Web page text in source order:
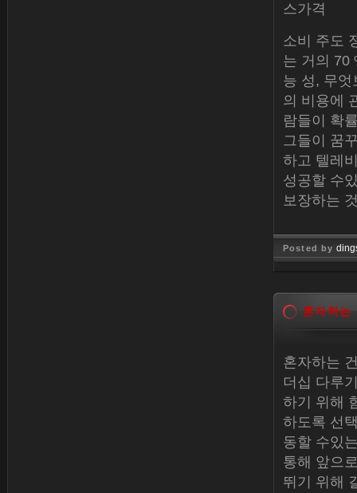
스가격
소비 주도
는 거의 70
능 성, 무
의 비용에
람들이 확
그들이 꿈
하고 텔레
성공할 수
보장하는
Posted by
혼자하는
혼자하는
더십 다루
하기 위해
하도록 선
동할 수있
통해 앞으
뛰기 위해